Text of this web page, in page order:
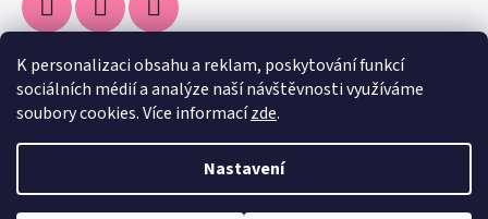
K personalizaci obsahu a reklam, poskytování funkcí
sociálních médií a analýze naší návštěvnosti využíváme
soubory cookies. Více informacízde.
Nastavení
Facebook